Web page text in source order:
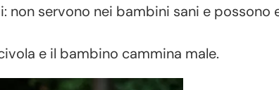
servono nei bambini sani e possono
e il bambino cammina male.